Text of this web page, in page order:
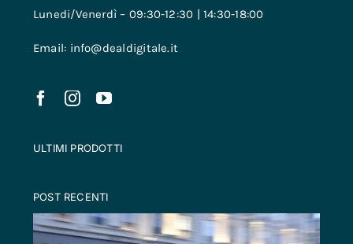
Lunedi/Venerdì – 09:30-12:30 | 14:30-18:00
Email: info@dealdigitale.it
ULTIMI PRODOTTI
POST RECENTI